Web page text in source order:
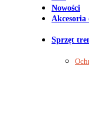
Nowości
Sprzęt